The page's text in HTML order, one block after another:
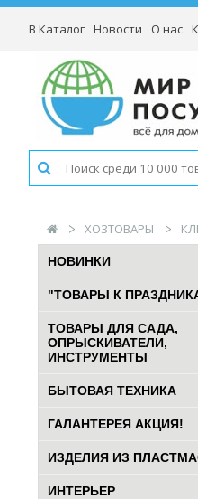
В Каталог Новости О нас
ХОЗТОВАРЫ
НОВИНКИ
"ТОВАРЫ К
ТОВАРЫ ДЛЯ САДА,
ОПРЫСКИВАТЕЛИ,
ИНСТРУМЕНТЫ
БЫТОВАЯ ТЕХНИКА
ГАЛАНТЕРЕЯ АКЦИЯ!
ИЗДЕЛИЯ ИЗ
ИНТЕРЬЕР